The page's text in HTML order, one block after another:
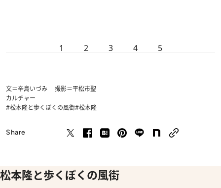
1 2 3 4 5
文＝辛島いづみ 撮影＝平松市聖
カルチャー
#松本隆と歩くぼくの風街#松本隆
Share
松本隆と歩くぼくの風街